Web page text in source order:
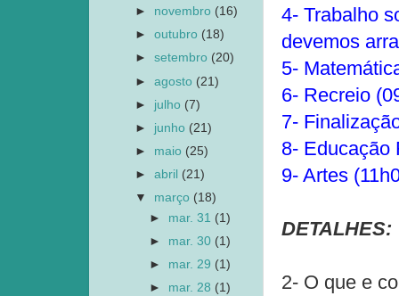
4- Trabalho
devemos
5-
6- Recreio
7-
8- Educação
9- Artes
DETALHES:
2- O que e
► novembro (16)
►outubro (18)
►setembro (20)
►agosto (21)
► julho (7)
► junho (21)
► maio (25)
►abril (21)
▼ março (18)
► mar. 31 (1)
► mar. 30 (1)
► mar. 29 (1)
► mar. 28 (1)